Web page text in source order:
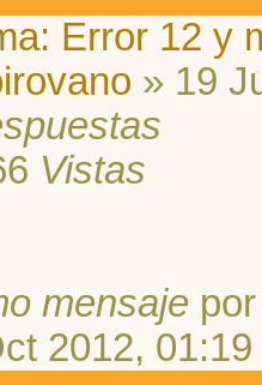
Error 12 y
» 19
Vistas
mensaje
2012, 01:19